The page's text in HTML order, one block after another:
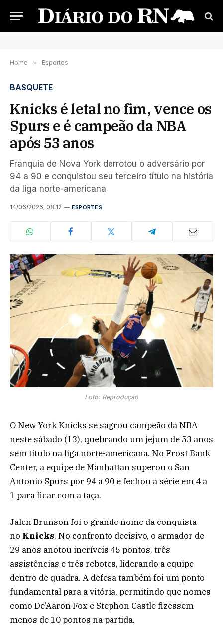
Home » Esportes
BASQUETE
Knicks é letal no fim, vence os
Spurs e é campeão da NBA
após 53 anos
Franquia de Nova York derrotou o adversário por
94 a 90 e conquistou seu terceiro título na história
da liga norte-americana
14/06/2026, 08:12 ESPORTES
Foto: Reprodução
O New York Knicks se sagrou campeão da NBA
neste sábado (13), quebrando um jejum de 53 anos
sem título na liga norte-americana. No Frost Bank
Center, a equipe de Manhattan superou o San
Antonio Spurs por 94 a 90 e fechou a série em 4 a
1 para ficar com a taça.
Jalen Brunson foi o grande nome da conquista
no Knicks. No confronto decisivo, o armador de
29 anos anotou incríveis 45 pontos, três
assistências e três rebotes, liderando a equipe
dentro de quadra. A defesa também foi um ponto
fundamental para a vitória, permitindo que nomes
como De’Aaron Fox e Stephon Castle fizessem
menos de 10 pontos na partida.